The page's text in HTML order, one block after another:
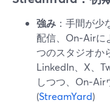
強み ：手間が
配信、On‑Airに
つのスタジオか
LinkedIn、X、
しつつ、On‑Air
(StreamYard)